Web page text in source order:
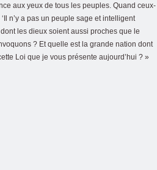
aux yeux de tous les peuples. Quand ceux-
n’y a pas un peuple sage et intelligent
les dieux soient aussi proches que le
? Et quelle est la grande nation dont
Loi que je vous présente aujourd’hui ? »